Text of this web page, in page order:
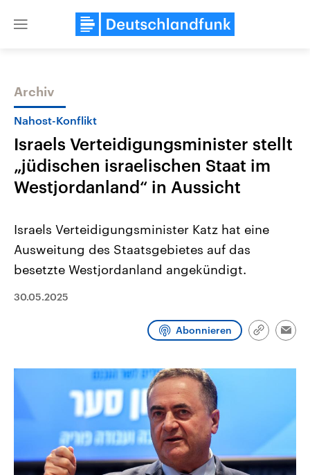
Close
Themen
2026
Alle Informationen
Sachsen-Anhalt wählt am 6.
Landtag. Seit 2021 wird das
Wahlprogramme, aktuelle Berichte
Aktuelle Beiträge,
Hintergründe
Wirtschaftlich und
aktuelle Weltgeschehen.
Archiv
Nahost-Konflikt
Israels Verteidigungsminister stellt
„jüdischen israelischen Staat im
Westjordanland“ in Aussicht
Israels Verteidigungsminister Katz hat eine
Ausweitung des Staatsgebietes auf das
besetzte Westjordanland angekündigt.
30.05.2025
Abonnieren
Link